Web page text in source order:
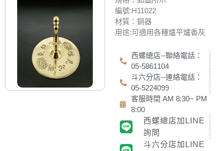
編號:H11022
材質：銅器
用途:可適用各種爐平爐香灰
西螺總店--聯絡電話：
05-5861104
斗六分店--連絡電話：
05-5224099
客服時間 AM 8:30~ PM
8:00
西螺總店加LINE
詢問
斗六分店加LINE